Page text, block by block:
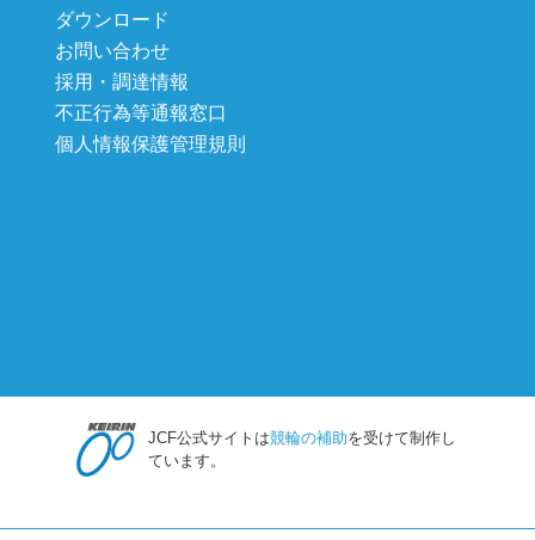
ダウンロード
お問い合わせ
採用・調達情報
不正行為等通報窓口
個人情報保護管理規則
JCF公式サイトは競輪の補助を受けて制作し
ています。